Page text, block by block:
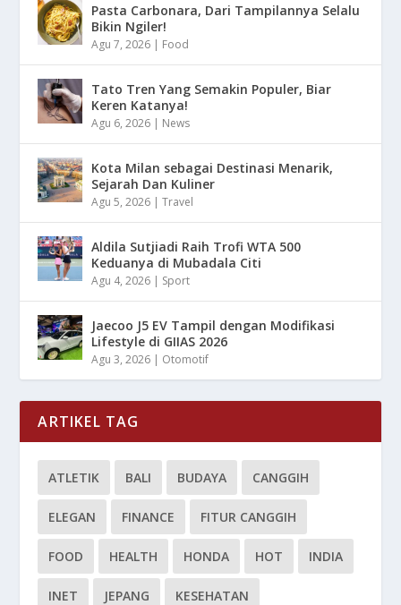
Pasta Carbonara, Dari Tampilannya Selalu
Bikin Ngiler!
Agu 7, 2026 | Food
Tato Tren Yang Semakin Populer, Biar
Keren Katanya!
Agu 6, 2026 | News
Kota Milan sebagai Destinasi Menarik,
Sejarah Dan Kuliner
Agu 5, 2026 |Travel
Aldila Sutjiadi Raih Trofi WTA 500
Keduanya di Mubadala Citi
Agu 4, 2026 | Sport
Jaecoo J5 EV Tampil dengan Modifikasi
Lifestyle di GIIAS 2026
Agu 3, 2026 | Otomotif
ARTIKEL TAG
ATLETIK BALI BUDAYA CANGGIH
ELEGAN FINANCE FITUR CANGGIH
FOOD HEALTH HONDA HOT INDIA
INET JEPANG KESEHATAN